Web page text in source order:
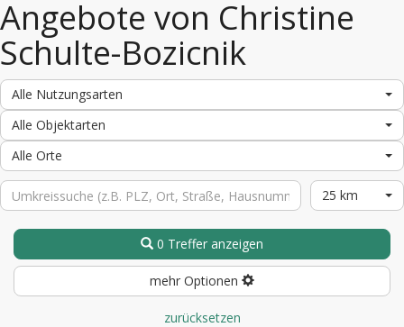
Angebote von Christine
Schulte-Bozicnik
Alle Nutzungsarten
Alle Objektarten
Alle Orte
25 km
0 Treffer anzeigen
mehr Optionen
zurücksetzen